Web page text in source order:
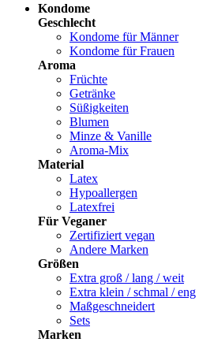
Kondome
Geschlecht
Kondome für Männer
Kondome für Frauen
Aroma
Früchte
Getränke
Süßigkeiten
Blumen
Minze & Vanille
Aroma-Mix
Material
Latex
Hypoallergen
Latexfrei
Für Veganer
Zertifiziert vegan
Andere Marken
Größen
Extra groß / lang / weit
Extra klein / schmal / eng
Maßgeschneidert
Sets
Marken